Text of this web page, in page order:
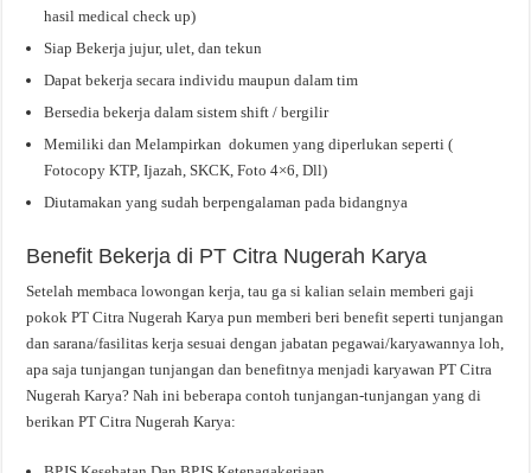
hasil medical check up)
Siap Bekerja jujur, ulet, dan tekun
Dapat bekerja secara individu maupun dalam tim
Bersedia bekerja dalam sistem shift / bergilir
Memiliki dan Melampirkan dokumen yang diperlukan seperti (
Fotocopy KTP, Ijazah, SKCK, Foto 4×6, Dll)
Diutamakan yang sudah berpengalaman pada bidangnya
Benefit Bekerja di PT Citra Nugerah Karya
Setelah membaca lowongan kerja, tau ga si kalian selain memberi gaji
pokok PT Citra Nugerah Karya pun memberi beri benefit seperti tunjangan
dan sarana/fasilitas kerja sesuai dengan jabatan pegawai/karyawannya loh,
apa saja tunjangan tunjangan dan benefitnya menjadi karyawan PT Citra
Nugerah Karya? Nah ini beberapa contoh tunjangan-tunjangan yang di
berikan PT Citra Nugerah Karya: